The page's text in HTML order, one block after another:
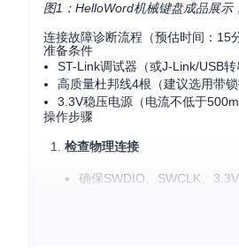
图1：HelloWord机械键盘成品展
连接故障诊断流程（预估时间：15
准备条件
ST-Link调试器（或J-Link/USB转
高质量杜邦线4根（建议选用带锁
3.3V稳压电源（电流不低于
操作步骤
检查物理连接
确保SWDIO、SWCLK、